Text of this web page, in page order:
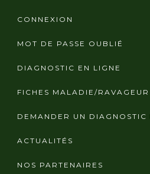
CONNEXION
MOT DE PASSE OUBLIÉ
DIAGNOSTIC EN LIGNE
FICHES MALADIE/RAVAGEUR
DEMANDER UN DIAGNOSTIC
ACTUALITÉS
NOS PARTENAIRES